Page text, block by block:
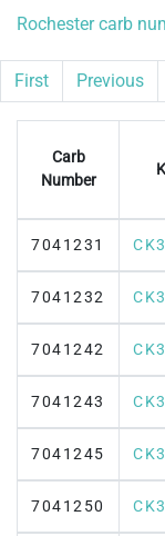
Rochester carb
First Previous
Carb
Number
7041231
7041232
7041242
7041243
7041245
7041250